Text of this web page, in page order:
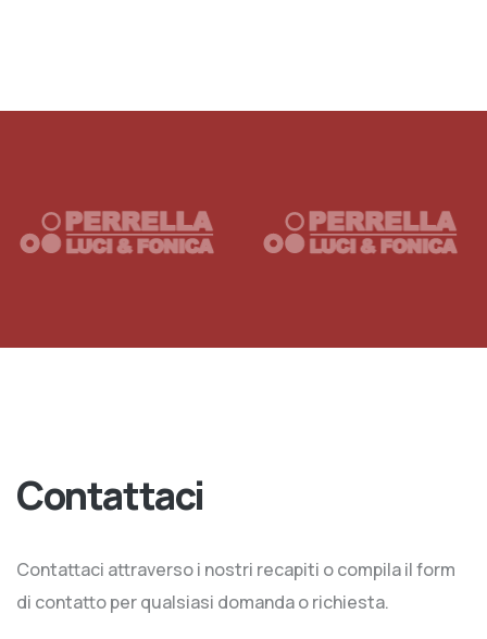
Contattaci
Contattaci attraverso i nostri recapiti o compila il form
di contatto per qualsiasi domanda o richiesta.